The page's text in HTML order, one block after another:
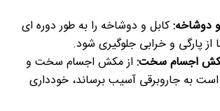
و دوشاخه:کابل و دوشاخه را به طور دوره ای
از پارگی و خرابی جلوگیری شود.
مکش اجسام سخت: از مکش اجسام سخت و
به جاروبرقی آسیب برساند، خودداری